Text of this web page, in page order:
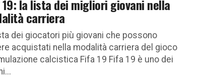
19: la lista dei migliori giovani nella
carriera
dei giocatori più giovani che possono
acquistati nella modalità carriera del gioco
calcistica Fifa 19 Fifa 19 è uno dei